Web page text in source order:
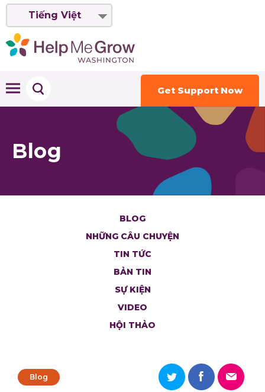
Tiếng Việt
Get Support Now
Blog
BLOG
NHỮNG CÂU CHUYỆN
TIN TỨC
BẢN TIN
SỰ KIỆN
VIDEO
HỘI THẢO
Blog